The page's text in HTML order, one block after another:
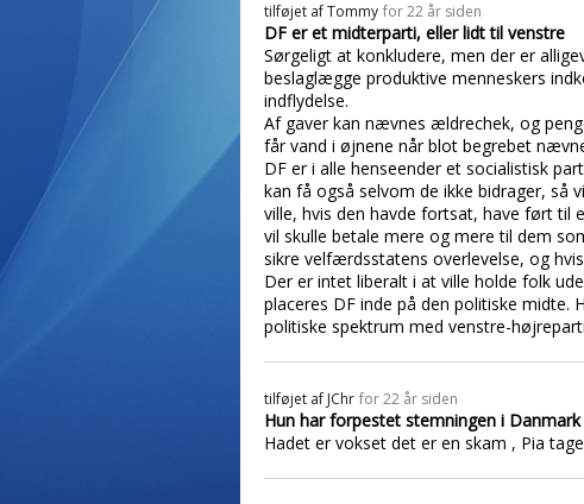
tilføjet afTommy for 22 år siden
DF er et midterparti, eller lidt til venstre
Sørgeligt at konkludere, men der er
beslaglægge produktive menneskers
indflydelse.
Af gaver kan nævnes ældrechek, og
får vand i øjnene når blot begrebet
DF er i alle henseender et socialistisk
kan få også selvom de ikke bidrager, så
ville, hvis den havde fortsat, have ført til
vil skulle betale mere og mere til dem
sikre velfærdsstatens overlevelse, og
Der er intet liberalt i at ville holde folk
placeres DF inde på den politiske
politiske spektrum med venstre-
tilføjet af JChr for 22 år siden
Hun har forpestet stemningen i Danmark
Hadet er vokset det er en skam , Pia